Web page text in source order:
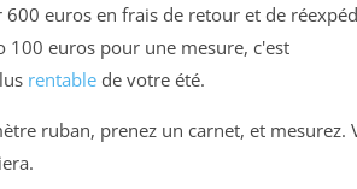
euros en frais de retour et de
100 euros pour une mesure, c'est
rentable de votre été.
ruban, prenez un carnet, et mesurez.